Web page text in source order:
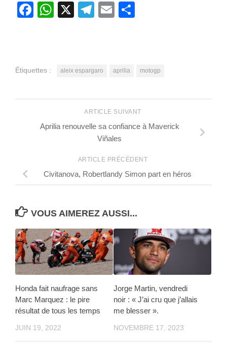
Facebook
WhatsApp
X Telegram
Email
Étiquettes : aleix espargaro aprilia motogp
ARTICLE SUIVANT
Aprilia renouvelle sa confiance à Maverick
Viñales
ARTICLE PRÉCÉDENT
Civitanova, Robertlandy Simon part en héros
VOUS AIMEREZ AUSSI...
Honda fait naufrage sans
Marc Marquez : le pire
résultat de tous les temps
JUIN 19, 2022
Jorge Martin, vendredi
noir : « J’ai cru que j’allais
me blesser ».
NOVEMBRE 17, 2023